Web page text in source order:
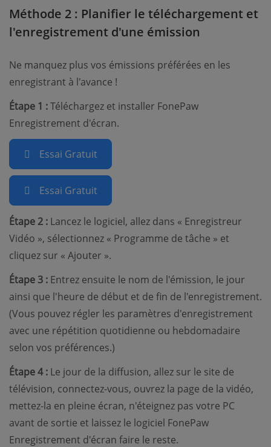
Méthode 2 : Planifier le téléchargement et
l'enregistrement d'une émission
Ne manquez plus vos émissions préférées en les
enregistrant à l'avance !
Étape 1 :Téléchargez et installer FonePaw
Enregistrement d'écran.
Essai Gratuit
Essai Gratuit
Étape 2 : Lancez le logiciel, allez dans « Enregistreur
Vidéo », sélectionnez « Programme de tâche » et
cliquez sur « Ajouter ».
Étape 3 : Entrez ensuite le nom de l'émission, le jour
ainsi que l'heure de début et de fin de l'enregistrement.
(Vous pouvez régler les paramètres d'enregistrement
avec une répétition quotidienne ou hebdomadaire
selon vos préférences.)
Étape 4 : Le jour de la diffusion, allez sur le site de
télévision, connectez-vous, ouvrez la page de la vidéo,
mettez-la en pleine écran, n'éteignez pas votre PC
avant de sortie et laissez le logiciel FonePaw
Enregistrement d'écran faire le reste.